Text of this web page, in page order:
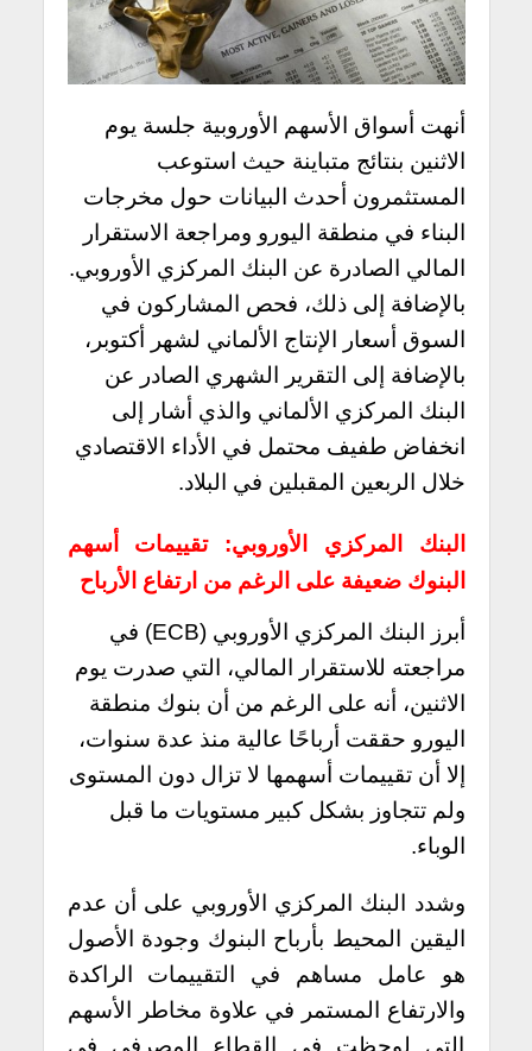
أنهت أسواق الأسهم الأوروبية جلسة يوم
الاثنين بنتائج متباينة حيث استوعب
المستثمرون أحدث البيانات حول مخرجات
البناء في منطقة اليورو ومراجعة الاستقرار
المالي الصادرة عن البنك المركزي الأوروبي.
بالإضافة إلى ذلك، فحص المشاركون في
السوق أسعار الإنتاج الألماني لشهر أكتوبر،
بالإضافة إلى التقرير الشهري الصادر عن
البنك المركزي الألماني والذي أشار إلى
انخفاض طفيف محتمل في الأداء الاقتصادي
خلال الربعين المقبلين في البلاد.
البنك المركزي الأوروبي: تقييمات أسهم
البنوك ضعيفة على الرغم من ارتفاع الأرباح
أبرز البنك المركزي الأوروبي (ECB) في
مراجعته للاستقرار المالي، التي صدرت يوم
الاثنين، أنه على الرغم من أن بنوك منطقة
اليورو حققت أرباحًا عالية منذ عدة سنوات،
إلا أن تقييمات أسهمها لا تزال دون المستوى
ولم تتجاوز بشكل كبير مستويات ما قبل
الوباء.
وشدد البنك المركزي الأوروبي على أن عدم
اليقين المحيط بأرباح البنوك وجودة الأصول
هو عامل مساهم في التقييمات الراكدة
والارتفاع المستمر في علاوة مخاطر الأسهم
التي لوحظت في القطاع المصرفي في